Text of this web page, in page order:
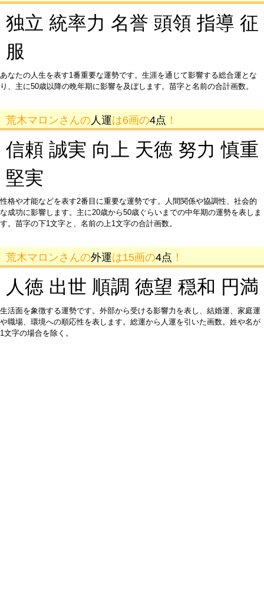
独立 統率力 名誉 頭領 指導 征
服
あなたの人生を表す1番重要な運勢です。生涯を通じて影響する総合運とな
り、主に50歳以降の晩年期に影響を及ぼします。苗字と名前の合計画数。
荒木マロンさんの 人運は6画の4点 ！
信頼 誠実 向上 天徳 努力 慎重
堅実
性格や才能などを表す2番目に重要な運勢です。人間関係や協調性、社会的
な成功に影響します。主に20歳から50歳ぐらいまでの中年期の運勢を表しま
す。苗字の下1文字と、名前の上1文字の合計画数。
荒木マロンさんの外運は15画の4点 ！
人徳 出世 順調 徳望 穏和 円満
生活面を象徴する運勢です。外部から受ける影響力を表し、結婚運、家庭運
や職場、環境への順応性を表します。総運から人運を引いた画数。姓や名が
1文字の場合を除く。